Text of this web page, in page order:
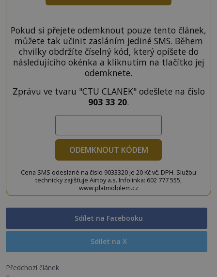
Pokud si přejete odemknout pouze tento článek,
můžete tak učinit zasláním jediné SMS. Během
chvilky obdržíte číselný kód, který opíšete do
následujícího okénka a kliknutím na tlačítko jej
odemknete.
Zprávu ve tvaru "CTU CLANEK" odešlete na číslo
903 33 20.
ODEMKNOUT KÓDEM
Cena SMS odeslané na číslo 9033320 je 20 Kč vč. DPH. Službu
technicky zajišťuje Airtoy a.s. Infolinka: 602 777 555,
www.platmobilem.cz
Sdílet na Facebooku
Sdílet na X
Předchozí článek